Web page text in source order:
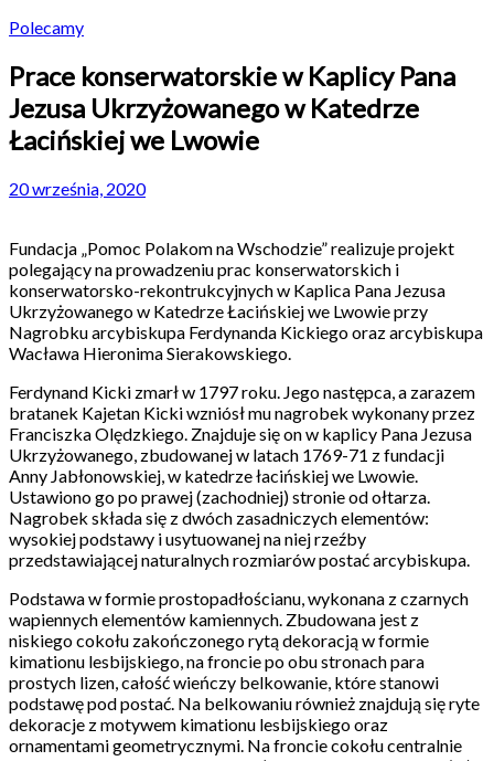
Polecamy
Prace konserwatorskie w Kaplicy Pana
Jezusa Ukrzyżowanego w Katedrze
Łacińskiej we Lwowie
20 września, 2020
Fundacja „Pomoc Polakom na Wschodzie” realizuje projekt
polegający na prowadzeniu prac konserwatorskich i
konserwatorsko-rekontrukcyjnych w Kaplica Pana Jezusa
Ukrzyżowanego w Katedrze Łacińskiej we Lwowie przy
Nagrobku arcybiskupa Ferdynanda Kickiego oraz arcybiskupa
Wacława Hieronima Sierakowskiego.
Ferdynand Kicki zmarł w 1797 roku. Jego następca, a zarazem
bratanek Kajetan Kicki wzniósł mu nagrobek wykonany przez
Franciszka Olędzkiego. Znajduje się on w kaplicy Pana Jezusa
Ukrzyżowanego, zbudowanej w latach 1769-71 z fundacji
Anny Jabłonowskiej, w katedrze łacińskiej we Lwowie.
Ustawiono go po prawej (zachodniej) stronie od ołtarza.
Nagrobek składa się z dwóch zasadniczych elementów:
wysokiej podstawy i usytuowanej na niej rzeźby
przedstawiającej naturalnych rozmiarów postać arcybiskupa.
Podstawa w formie prostopadłościanu, wykonana z czarnych
wapiennych elementów kamiennych. Zbudowana jest z
niskiego cokołu zakończonego rytą dekoracją w formie
kimationu lesbijskiego, na froncie po obu stronach para
prostych lizen, całość wieńczy belkowanie, które stanowi
podstawę pod postać. Na belkowaniu również znajdują się ryte
dekoracje z motywem kimationu lesbijskiego oraz
ornamentami geometrycznymi. Na froncie cokołu centralnie